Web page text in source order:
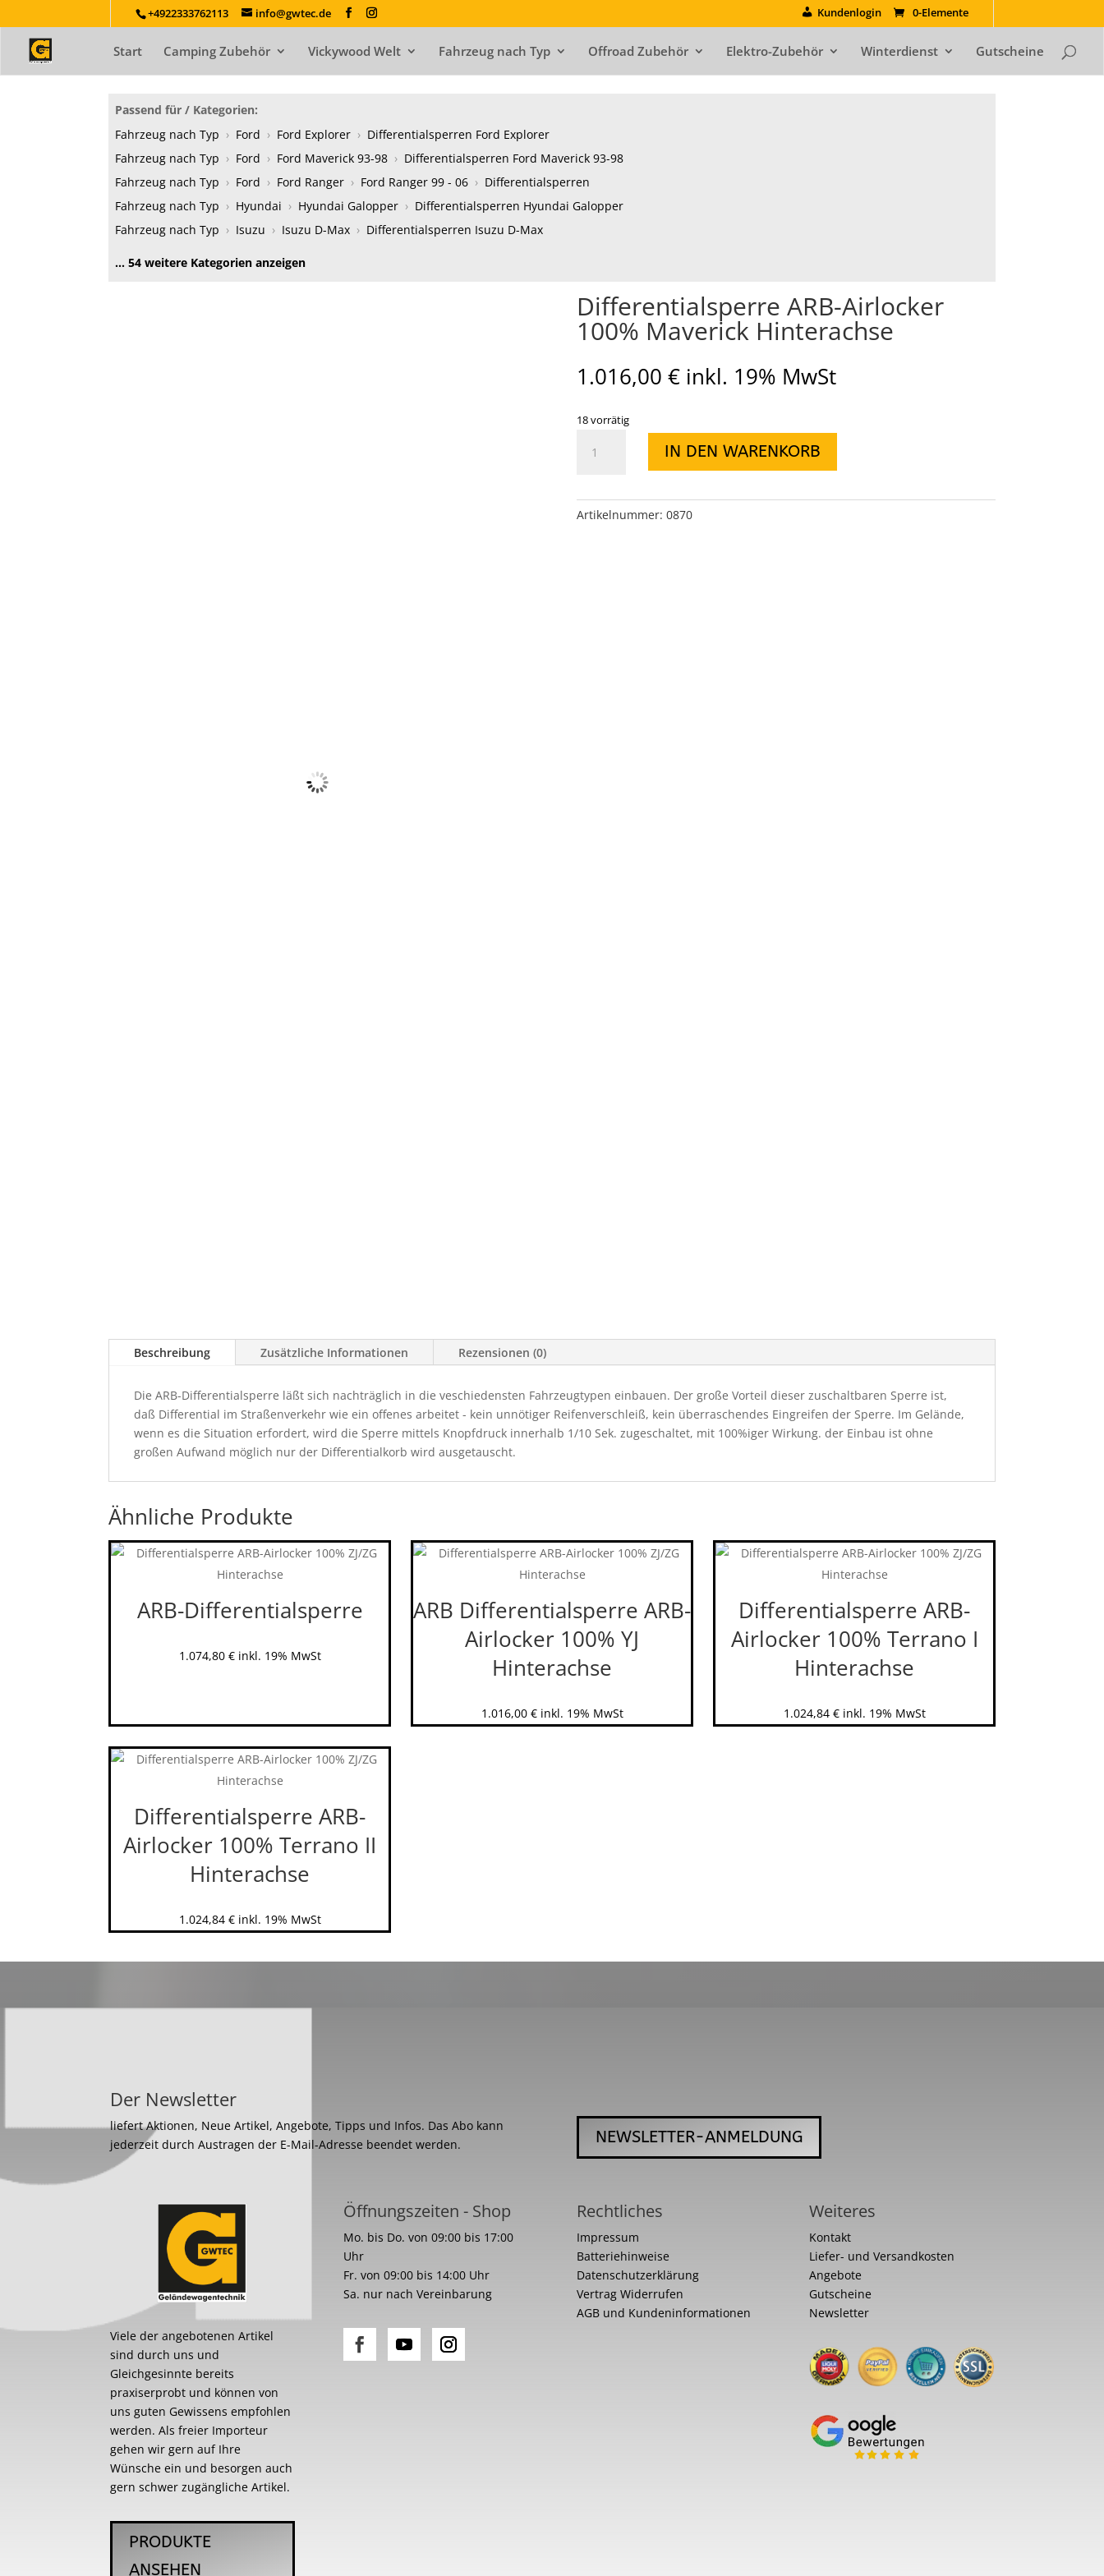
+4922333762113 info@gwtec.de Kundenlogin 0-Elemente
Start Camping Zubehör Vickywood Welt Fahrzeug nach Typ Offroad Zubehör Elektro-Zubehör Winterdienst Gutscheine
Passend für / Kategorien:
Fahrzeug nach Typ › Ford › Ford Explorer › Differentialsperren Ford Explorer
Fahrzeug nach Typ › Ford › Ford Maverick 93-98 › Differentialsperren Ford Maverick 93-98
Fahrzeug nach Typ › Ford › Ford Ranger › Ford Ranger 99 - 06 › Differentialsperren
Fahrzeug nach Typ › Hyundai › Hyundai Galopper › Differentialsperren Hyundai Galopper
Fahrzeug nach Typ › Isuzu › Isuzu D-Max › Differentialsperren Isuzu D-Max
… 54 weitere Kategorien anzeigen
Differentialsperre ARB-Airlocker
100% Maverick Hinterachse
1.016,00 € inkl. 19% MwSt
18 vorrätig
Differentialsperre
ARB-
Maverick
IN DEN WARENKORB
Artikelnummer: 0870
Beschreibung Zusätzliche Informationen Rezensionen (0)
Die ARB-Differentialsperre läßt sich nachträglich in die veschiedensten Fahrzeugtypen einbauen. Der große Vorteil dieser zuschaltbaren Sperre ist,
daß Differential im Straßenverkehr wie ein offenes arbeitet - kein unnötiger Reifenverschleiß, kein überraschendes Eingreifen der Sperre. Im Gelände,
wenn es die Situation erfordert, wird die Sperre mittels Knopfdruck innerhalb 1/10 Sek. zugeschaltet, mit 100%iger Wirkung. der Einbau ist ohne
großen Aufwand möglich nur der Differentialkorb wird ausgetauscht.
Ähnliche Produkte
ARB-Differentialsperre
1.074,80 € inkl. 19% MwSt
ARB Differentialsperre ARB-
Airlocker 100% YJ
Hinterachse
1.016,00 € inkl. 19% MwSt
Differentialsperre ARB-
Airlocker 100% Terrano I
Hinterachse
1.024,84 € inkl. 19% MwSt
Differentialsperre ARB-
Airlocker 100% Terrano II
Hinterachse
1.024,84 € inkl. 19% MwSt
Der Newsletter
liefert Aktionen, Neue Artikel, Angebote, Tipps und Infos. Das Abo kann
jederzeit durch Austragen der E-Mail-Adresse beendet werden.
NEWSLETTER-ANMELDUNG
Viele der angebotenen Artikel
sind durch uns und
Gleichgesinnte bereits
praxiserprobt und können von
uns guten Gewissens empfohlen
werden. Als freier Importeur
gehen wir gern auf Ihre
Wünsche ein und besorgen auch
gern schwer zugängliche Artikel.
PRODUKTE
ANSEHEN
Öffnungszeiten - Shop
Mo. bis Do. von 09:00 bis 17:00
Uhr
Fr. von 09:00 bis 14:00 Uhr
Sa. nur nach Vereinbarung
Rechtliches
Impressum
Batteriehinweise
Datenschutzerklärung
Vertrag Widerrufen
AGB und Kundeninformationen
Weiteres
Kontakt
Liefer- und Versandkosten
Angebote
Gutscheine
Newsletter